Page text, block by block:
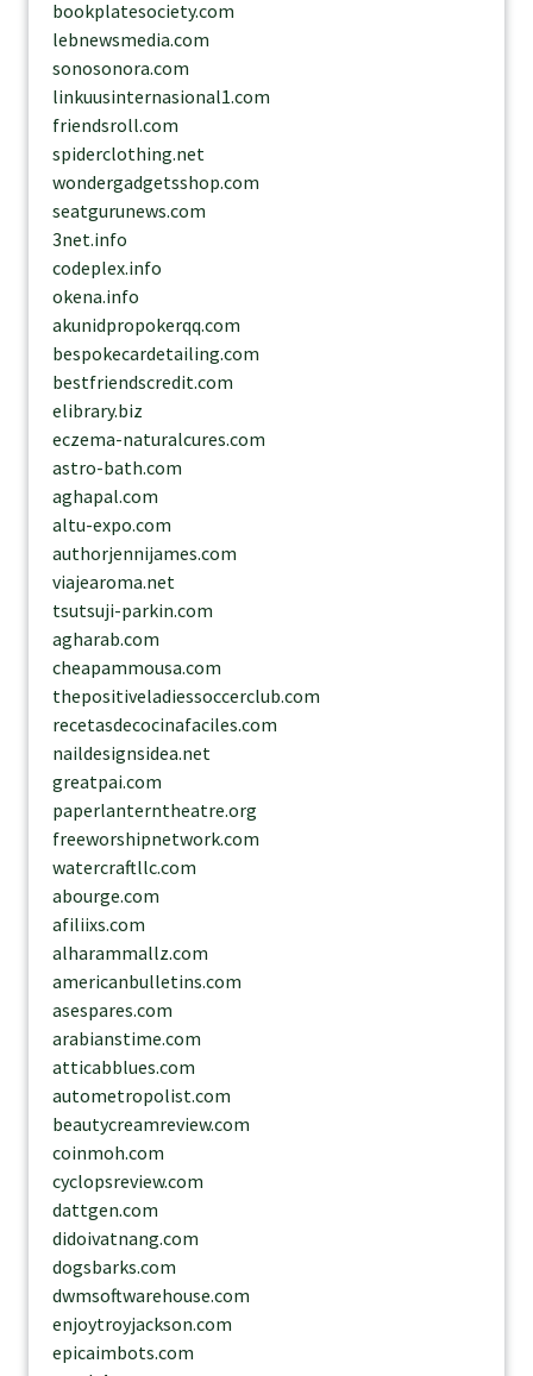
bookplatesociety.com
lebnewsmedia.com
sonosonora.com
linkuusinternasional1.com
friendsroll.com
spiderclothing.net
wondergadgetsshop.com
seatgurunews.com
3net.info
codeplex.info
okena.info
akunidpropokerqq.com
bespokecardetailing.com
bestfriendscredit.com
elibrary.biz
eczema-naturalcures.com
astro-bath.com
aghapal.com
altu-expo.com
authorjennijames.com
viajearoma.net
tsutsuji-parkin.com
agharab.com
cheapammousa.com
thepositiveladiessoccerclub.com
recetasdecocinafaciles.com
naildesignsidea.net
greatpai.com
paperlanterntheatre.org
freeworshipnetwork.com
watercraftllc.com
abourge.com
afiliixs.com
alharammallz.com
americanbulletins.com
asespares.com
arabianstime.com
atticabblues.com
autometropolist.com
beautycreamreview.com
coinmoh.com
cyclopsreview.com
dattgen.com
didoivatnang.com
dogsbarks.com
dwmsoftwarehouse.com
enjoytroyjackson.com
epicaimbots.com